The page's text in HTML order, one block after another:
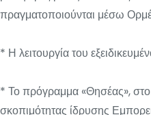
πραγματοποιούνται μέσω
* Η λειτουργία του
* Το πρόγραμμα «Θησέας», στο
σκοπιμότητας ίδρυσης